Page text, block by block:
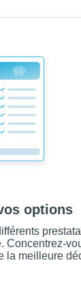
options
Concentrez-
la meilleure